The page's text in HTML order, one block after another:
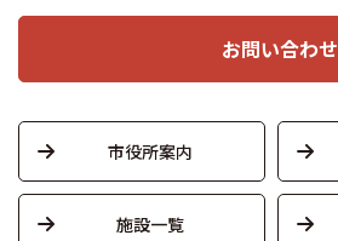
お問い合わせ
市役所案内
施設一覧